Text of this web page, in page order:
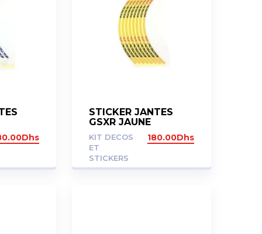
Dhs
STICKER JANTES
GSXR JAUNE
KIT DECOS
ET
STICKERS
180.00Dhs